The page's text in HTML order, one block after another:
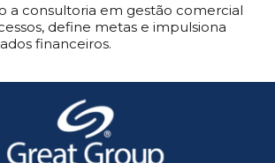
a consultoria em gestão comercial
define metas e impulsiona
financeiros.